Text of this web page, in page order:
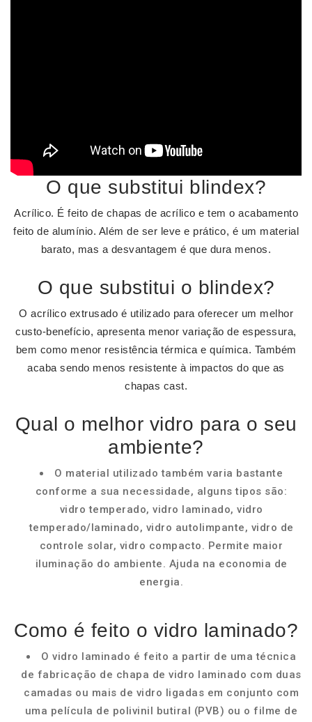
O que substitui blindex?
Acrílico. É feito de chapas de acrílico e tem o acabamento
feito de alumínio. Além de ser leve e prático, é um material
barato, mas a desvantagem é que dura menos.
O que substitui o blindex?
O acrílico extrusado é utilizado para oferecer um melhor
custo-benefício, apresenta menor variação de espessura,
bem como menor resistência térmica e química. Também
acaba sendo menos resistente à impactos do que as
chapas cast.
Qual o melhor vidro para o seu
ambiente?
O material utilizado também varia bastante
conforme a sua necessidade, alguns tipos são:
vidro temperado, vidro laminado, vidro
temperado/laminado, vidro autolimpante, vidro de
controle solar, vidro compacto. Permite maior
iluminação do ambiente. Ajuda na economia de
energia.
Como é feito o vidro laminado?
O vidro laminado é feito a partir de uma técnica
de fabricação de chapa de vidro laminado com duas
camadas ou mais de vidro ligadas em conjunto com
uma película de polivinil butiral (PVB) ou o filme de